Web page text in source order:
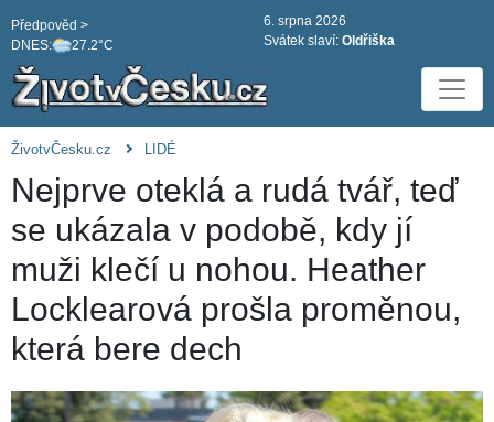
DNES: 27.2°C
Předpověd >
6. srpna 2026
Svátek slaví: Oldřiška
ŽivotvČesku.cz LIDÉ
Nejprve oteklá a rudá tvář, teď
se ukázala v podobě, kdy jí
muži klečí u nohou. Heather
Locklearová prošla proměnou,
která bere dech